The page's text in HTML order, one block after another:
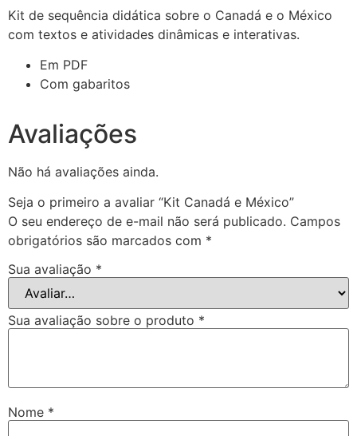
Kit de sequência didática sobre o Canadá e o México
com textos e atividades dinâmicas e interativas.
Em PDF
Com gabaritos
Avaliações
Não há avaliações ainda.
Seja o primeiro a avaliar “Kit Canadá e México”
O seu endereço de e-mail não será publicado. Campos
obrigatórios são marcados com *
Sua avaliação *
Sua avaliação sobre o produto *
Nome *